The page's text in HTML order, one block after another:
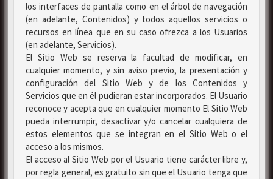
los interfaces de pantalla como en el árbol de navegación
(en adelante, Contenidos) y todos aquellos servicios o
recursos en línea que en su caso ofrezca a los Usuarios
(en adelante, Servicios).
El Sitio Web se reserva la facultad de modificar, en
cualquier momento, y sin aviso previo, la presentación y
configuración del Sitio Web y de los Contenidos y
Servicios que en él pudieran estar incorporados. El Usuario
reconoce y acepta que en cualquier momento El Sitio Web
pueda interrumpir, desactivar y/o cancelar cualquiera de
estos elementos que se integran en el Sitio Web o el
acceso a los mismos.
El acceso al Sitio Web por el Usuario tiene carácter libre y,
por regla general, es gratuito sin que el Usuario tenga que